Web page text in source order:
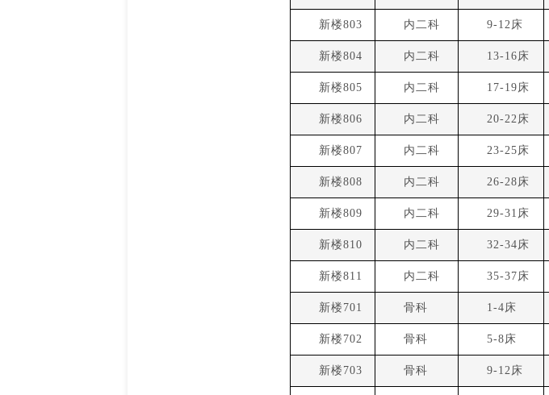
新楼803 内二科 9-12床
新楼804 内二科 13-16床
新楼805 内二科 17-19床
新楼806 内二科 20-22床
新楼807 内二科 23-25床
新楼808 内二科 26-28床
新楼809 内二科 29-31床
新楼810 内二科 32-34床
新楼811 内二科 35-37床
新楼701 骨科 1-4床
新楼702 骨科 5-8床
新楼703 骨科 9-12床